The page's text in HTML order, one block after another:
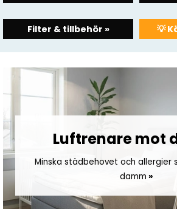
Filter & tillbehör » 💡
Luftrenare mot
Minska städbehovet och allergier
damm »